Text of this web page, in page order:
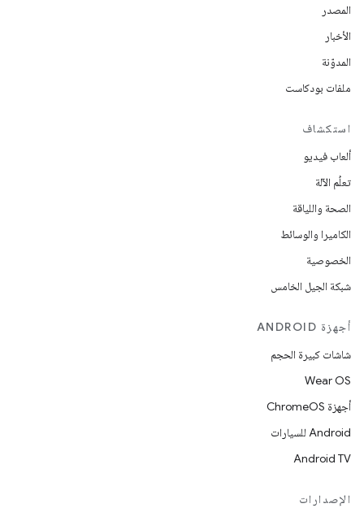
المصدر
الأخبار
المدوّنة
ملفات بودكاست
استكشاف
ألعاب فيديو
تعلُم الآلة
الصحة واللياقة
الكاميرا والوسائط
الخصوصية
شبكة الجيل الخامس
أجهزة ANDROID
شاشات كبيرة الحجم
Wear OS
أجهزة ChromeOS
Android للسيارات
Android TV
الإصدارات